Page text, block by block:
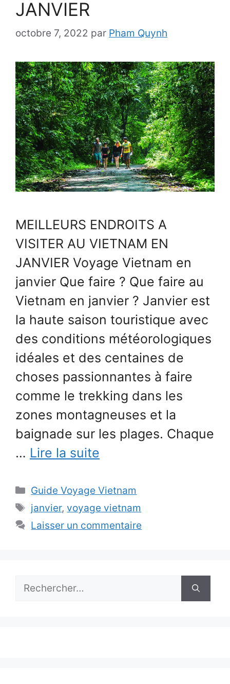
JANVIER
octobre 7, 2022 par Pham Quynh
MEILLEURS ENDROITS A
VISITER AU VIETNAM EN
JANVIER Voyage Vietnam en
janvier Que faire ? Que faire au
Vietnam en janvier ? Janvier est
la haute saison touristique avec
des conditions météorologiques
idéales et des centaines de
choses passionnantes à faire
comme le trekking dans les
zones montagneuses et la
baignade sur les plages. Chaque
… Lire la suite
Catégories
Guide Voyage Vietnam
Étiquettes
janvier,voyage vietnam
Laisser un commentaire
Rechercher :